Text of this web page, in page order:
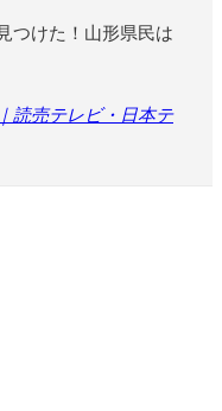
つけた！山形県民は
読売テレビ・日本テ